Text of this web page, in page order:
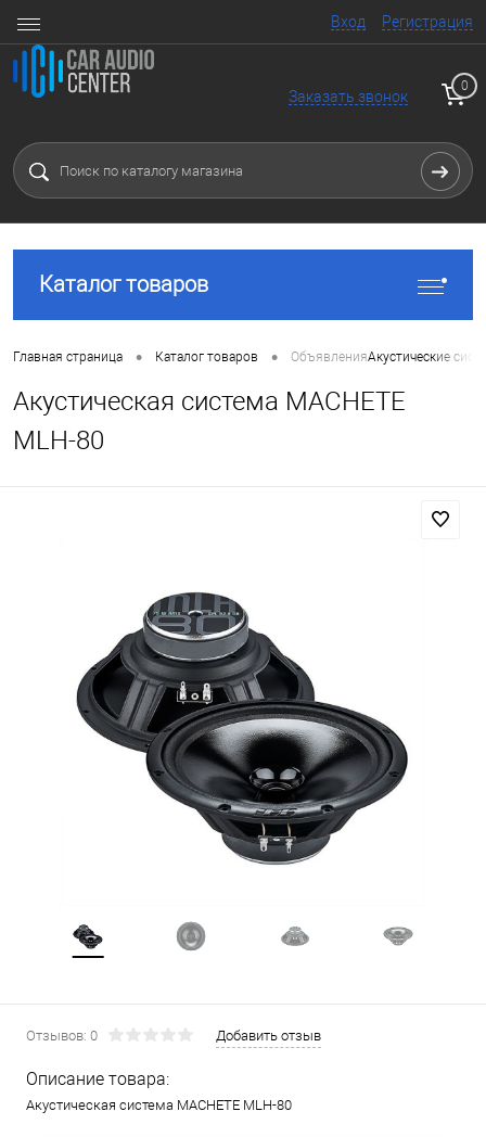
Вход Регистрация
Заказать звонок
0
Каталог товаров
Главная страница • Каталог товаров • ОбъявленияАкустические
Акустическая система MACHETE
MLH-80
Отзывов: 0 Добавить отзыв
Описание товара:
Акустическая система MACHETE MLH-80